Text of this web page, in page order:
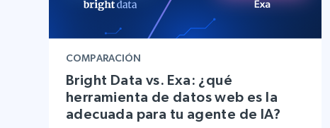
COMPARACIÓN
Bright Data vs. Exa: ¿qué
herramienta de datos web es la
adecuada para tu agente de IA?